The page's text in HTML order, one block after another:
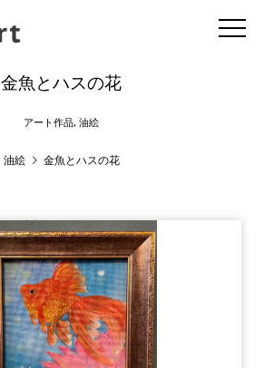
金魚とハスの花
アート作品, 油絵
油絵 金魚とハスの花